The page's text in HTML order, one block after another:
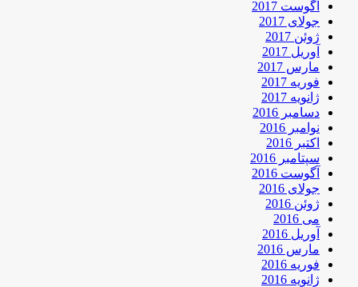
آگوست 2017
جولای 2017
ژوئن 2017
آوریل 2017
مارس 2017
فوریه 2017
ژانویه 2017
دسامبر 2016
نوامبر 2016
اکتبر 2016
سپتامبر 2016
آگوست 2016
جولای 2016
ژوئن 2016
می 2016
آوریل 2016
مارس 2016
فوریه 2016
ژانویه 2016